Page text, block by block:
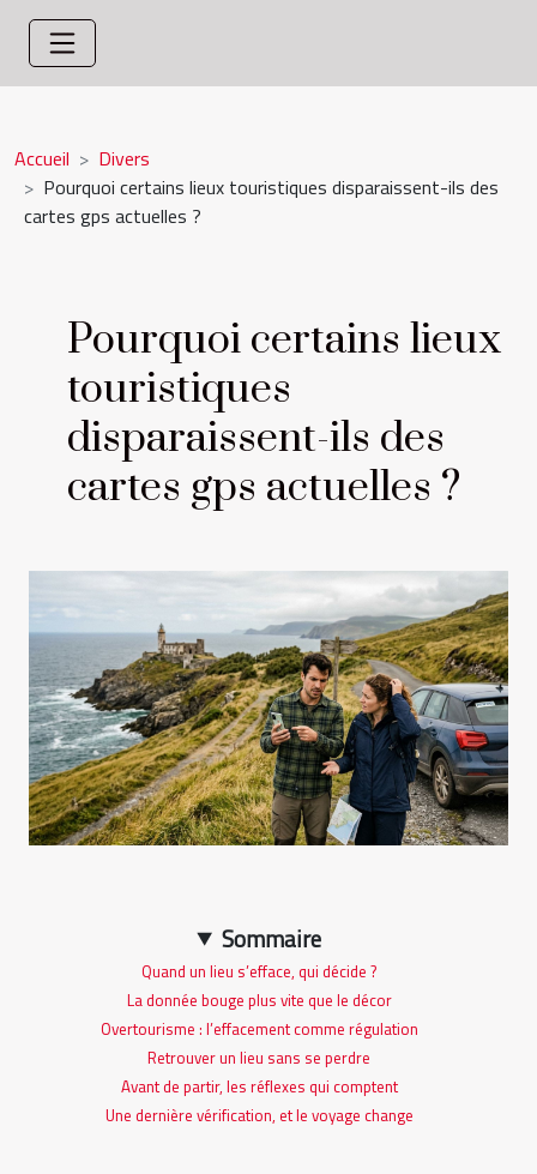
Accueil
Divers
Pourquoi certains lieux touristiques disparaissent-ils des
cartes gps actuelles ?
Pourquoi certains lieux
touristiques
disparaissent-ils des
cartes gps actuelles ?
Sommaire
Quand un lieu s’efface, qui décide ?
La donnée bouge plus vite que le décor
Overtourisme : l’effacement comme régulation
Retrouver un lieu sans se perdre
Avant de partir, les réflexes qui comptent
Une dernière vérification, et le voyage change